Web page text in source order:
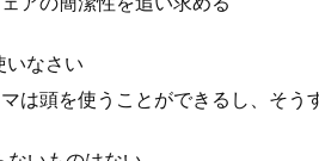
いなさい
は頭を使うことができるし、そう